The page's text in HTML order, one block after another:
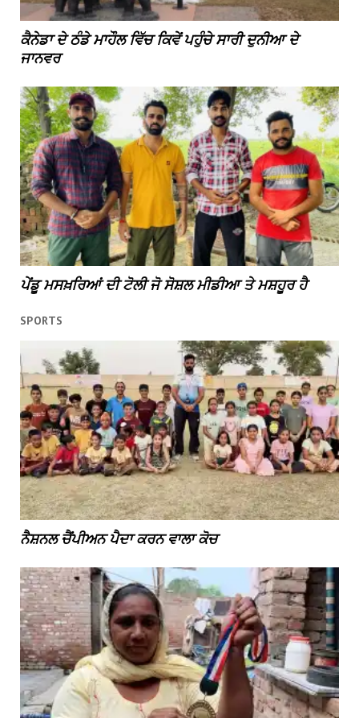
ਕੈਨੇਡਾ ਦੇ ਠੰਡੇ ਮਾਹੌਲ ਵਿੱਚ ਕਿਵੇਂ ਪਹੁੰਚੇ ਸਾਰੀ ਦੁਨੀਆ ਦੇ
ਜਾਨਵਰ
ਪੇਂਡੂ ਮਸਖ਼ਰਿਆਂ ਦੀ ਟੋਲੀ ਜੋ ਸੋਸ਼ਲ ਮੀਡੀਆ ਤੇ ਮਸ਼ਹੂਰ ਹੈ
SPORTS
ਨੈਸ਼ਨਲ ਚੈਂਪੀਅਨ ਪੈਦਾ ਕਰਨ ਵਾਲਾ ਕੋਚ